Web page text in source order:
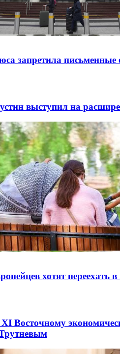
запретила письменные
выступил на
хотят переехать
Восточному